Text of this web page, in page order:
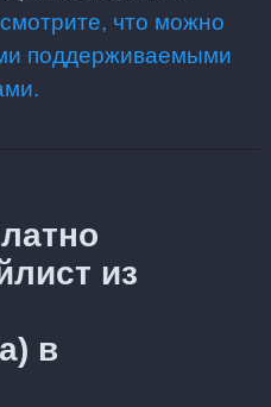
что можно
поддерживаемыми
из
в